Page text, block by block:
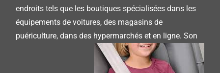
endroits tels que les boutiques spécialisées dans les
équipements de voitures, des magasins de
puériculture, dans des hypermarchés et en ligne. Son